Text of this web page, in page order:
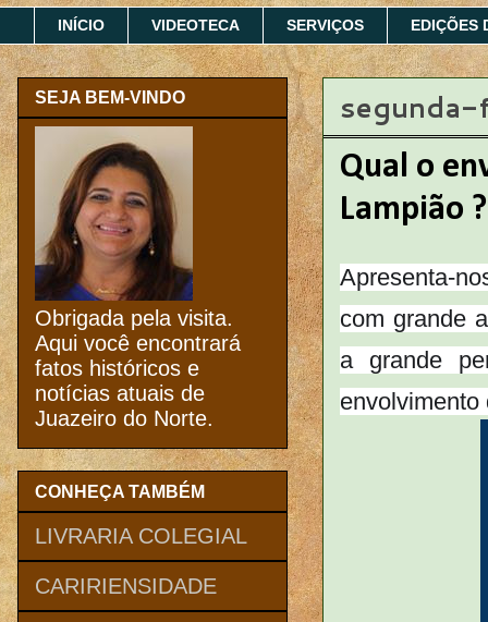
INÍCIO VIDEOTECA SERVIÇOS EDIÇÕES
Qual o
Lampião ?
Apresenta-
com grande
a grande
envolvimento
SEJA BEM-VINDO
Obrigada pela visita.
Aqui você encontrará
fatos históricos e
notícias atuais de
Juazeiro do Norte.
CONHEÇA TAMBÉM
LIVRARIA COLEGIAL
CARIRIENSIDADE